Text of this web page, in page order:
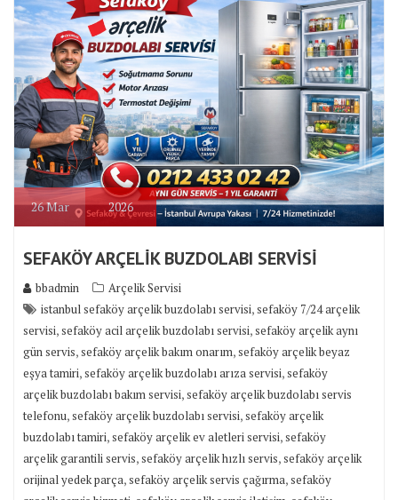
26Mar 2026
SEFAKÖY ARÇELİK BUZDOLABI SERVİSİ
bbadmin
Arçelik Servisi
istanbul sefaköy arçelik buzdolabı servisi,sefaköy 7/24 arçelik
servisi,sefaköy acil arçelik buzdolabı servisi,sefaköy arçelik aynı
gün servis,sefaköy arçelik bakım onarım,sefaköy arçelik beyaz
eşya tamiri,sefaköy arçelik buzdolabı arıza servisi,sefaköy
arçelik buzdolabı bakım servisi,sefaköy arçelik buzdolabı servis
telefonu,sefaköy arçelik buzdolabı servisi,sefaköy arçelik
buzdolabı tamiri,sefaköy arçelik ev aletleri servisi,sefaköy
arçelik garantili servis,sefaköy arçelik hızlı servis,sefaköy arçelik
orijinal yedek parça,sefaköy arçelik servis çağırma,sefaköy